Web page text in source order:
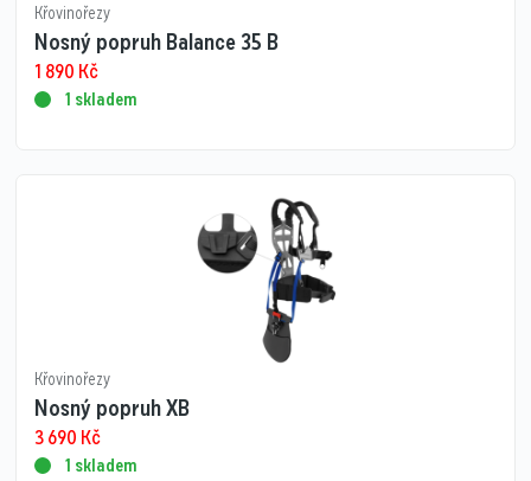
Křovinořezy
Nosný popruh Balance 35 B
1 890 Kč
1 skladem
Křovinořezy
Nosný popruh XB
3 690 Kč
1 skladem